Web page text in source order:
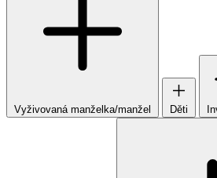
Vyživovaná manželka/manžel Děti